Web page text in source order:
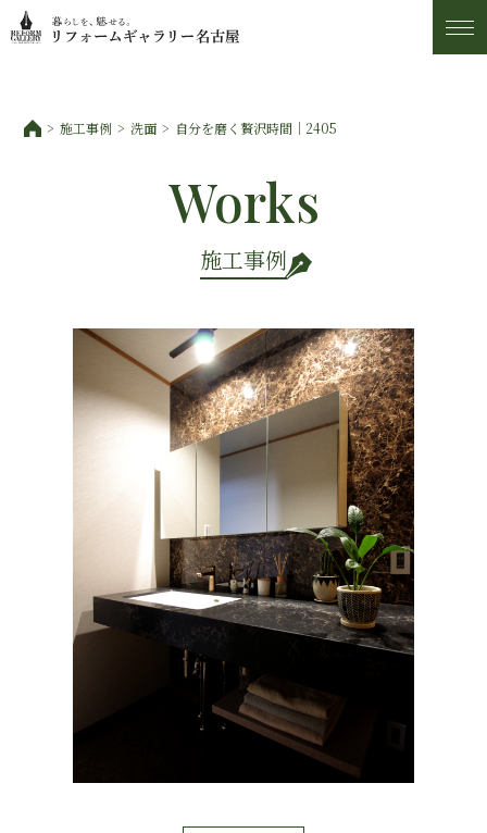
アフター・保証サービス
ショールーム・アクセス
スタッフ紹介
運営会社情報
来店予約
お問い合わせ
施工事例 洗面 自分を磨く贅沢時間｜2405
施工事例
Works